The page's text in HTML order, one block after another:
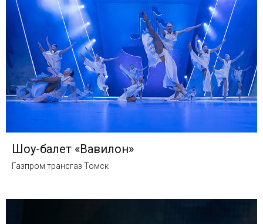
Шоу-балет «Вавилон»
Газпром трансгаз Томск